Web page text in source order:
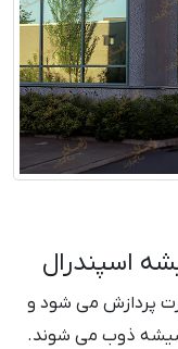
اسپندرال
پردازش می شود و
ذوب می شوند.